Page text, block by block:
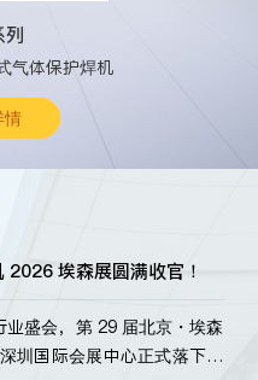
列
气体保护焊机
情
埃森展圆满收官！
盛会，第 29 届北京・埃森
圳国际会展中心正式落下帷